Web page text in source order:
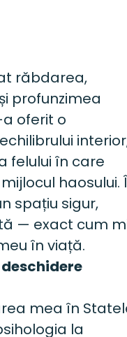
răbdarea,
profunzimea
oferit o
felului în care
haosului.
spațiu sigur,
— exact cum
în viață.
mea în
la